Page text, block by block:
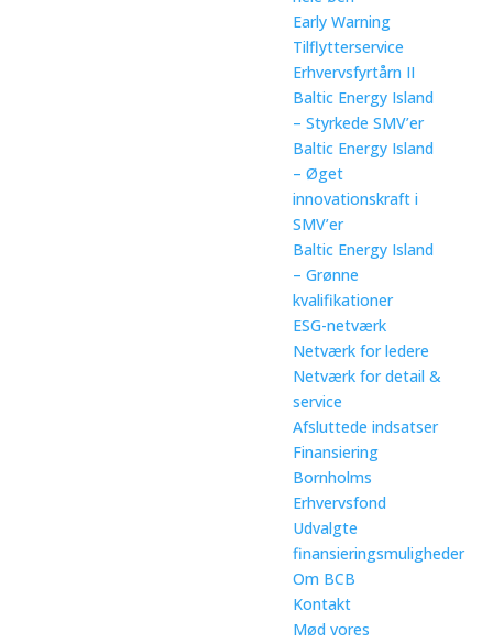
Early Warning
Tilflytterservice
Erhvervsfyrtårn II
Baltic Energy Island
– Styrkede SMV’er
Baltic Energy Island
– Øget
innovationskraft i
SMV’er
Baltic Energy Island
– Grønne
kvalifikationer
ESG-netværk
Netværk for ledere
Netværk for detail &
service
Afsluttede indsatser
Finansiering
Bornholms
Erhvervsfond
Udvalgte
finansieringsmuligheder
Om BCB
Kontakt
Mød vores